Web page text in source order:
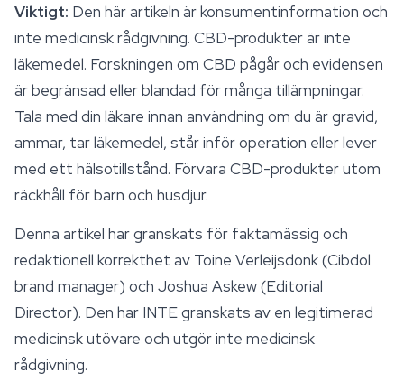
Viktigt: Den här artikeln är konsumentinformation och
inte medicinsk rådgivning. CBD-produkter är inte
läkemedel. Forskningen om CBD pågår och evidensen
är begränsad eller blandad för många tillämpningar.
Tala med din läkare innan användning om du är gravid,
ammar, tar läkemedel, står inför operation eller lever
med ett hälsotillstånd. Förvara CBD-produkter utom
räckhåll för barn och husdjur.
Denna artikel har granskats för faktamässig och
redaktionell korrekthet av Toine Verleijsdonk (Cibdol
brand manager) och Joshua Askew (Editorial
Director). Den har INTE granskats av en legitimerad
medicinsk utövare och utgör inte medicinsk
rådgivning.